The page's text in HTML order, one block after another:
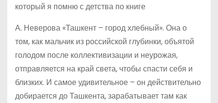
который я помню с детства по книге
А. Неверова «Ташкент – город хлебный». Она о
том, как мальчик из российской глубинки, объятой
голодом после коллективизации и неурожая,
отправляется на край света, чтобы спасти себя и
близких. И самое удивительное – он действительно
добирается до Ташкента, зарабатывает там как